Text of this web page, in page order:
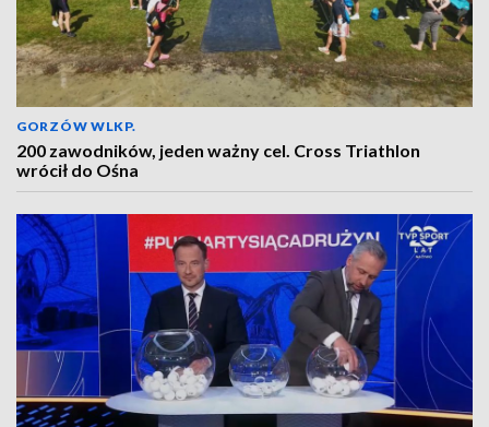
GORZÓW WLKP.
200 zawodników, jeden ważny cel. Cross Triathlon
wrócił do Ośna